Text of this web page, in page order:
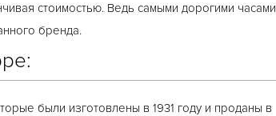
стоимостью. Ведь самыми дорогими часами
бренда.
были изготовлены в 1931 году и проданы в